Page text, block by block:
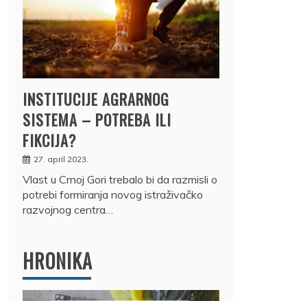
INSTITUCIJE AGRARNOG
SISTEMA – POTREBA ILI
FIKCIJA?
27. april 2023.
Vlast u Crnoj Gori trebalo bi da razmisli o
potrebi formiranja novog istraživačko
razvojnog centra…
HRONIKA